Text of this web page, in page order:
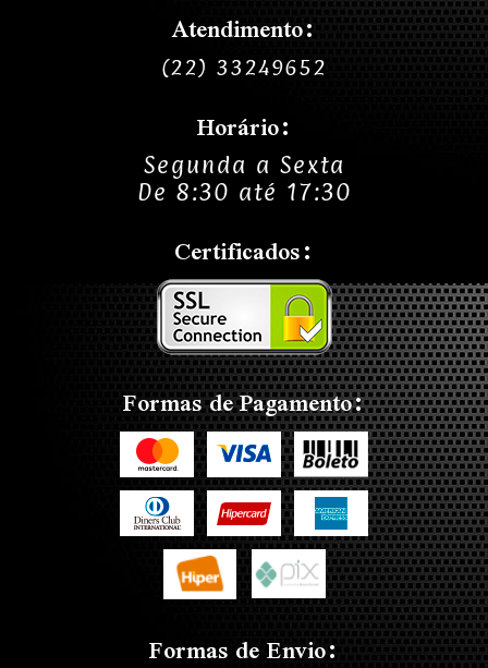
Atendimento:
(22) 33249652
Horário:
Segunda a Sexta
De 8:30 até 17:30
Certificados:
Formas de Pagamento:
Formas de Envio: